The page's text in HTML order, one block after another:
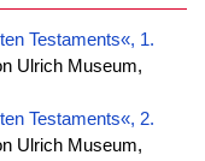
Testaments«, 1.
Ulrich Museum,
Testaments«, 2.
Ulrich Museum,